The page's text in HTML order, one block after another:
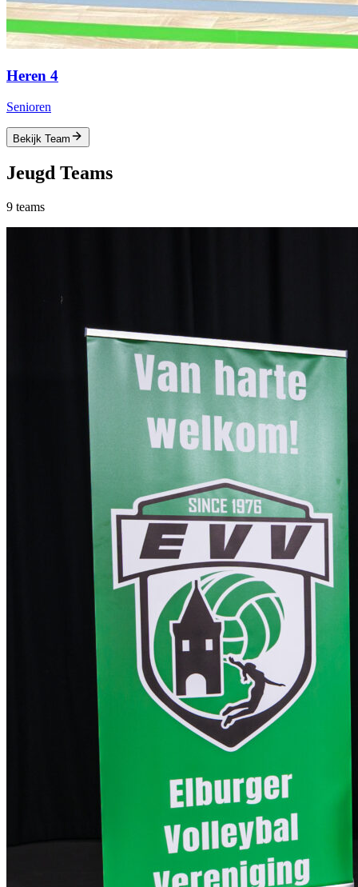
Heren 4
Senioren
Bekijk Team
Jeugd Teams
9 teams